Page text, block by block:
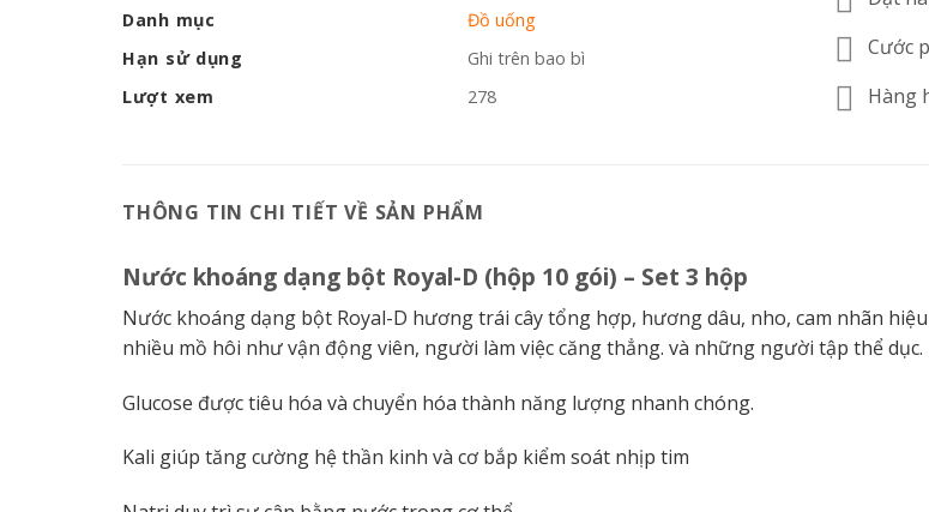
Danh mục
Đồ uống
Hạn sử dụng
Ghi trên bao bì
Lượt xem
278
Cước
Hàng
THÔNG TIN CHI TIẾT VỀ SẢN PHẨM
Nước khoáng dạng bột Royal-D (hộp 10 gói) – Set 3 hộp
Nước khoáng dạng bột Royal-D hương trái cây tổng hợp, hương dâu, nho, cam nhãn
nhiều mồ hôi như vận động viên, người làm việc căng thẳng. và những người tập thể dục.
Glucose được tiêu hóa và chuyển hóa thành năng lượng nhanh chóng.
Kali giúp tăng cường hệ thần kinh và cơ bắp kiểm soát nhịp tim